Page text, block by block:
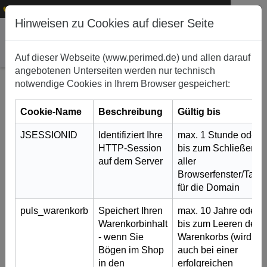
1
Analgesie
9. Mai 2023
Starke Schmerzen, z. B. nach Operationen,
können den Heilungsverlauf deutlich
Hinweisen zu Cookies auf dieser Seite
Auf dieser Webseite (www.perimed.de) und allen darauf
angebotenen Unterseiten werden nur technisch
notwendige Cookies in Ihrem Browser gespeichert:
Cookie-Name Beschreibung
Gültig bis
JSESSIONID
Identifiziert Ihre
HTTP-Session
auf dem Server
max. 1 Stunde oder
bis zum Schließen
aller
Browserfenster/Tabs
für die Domain
puls_warenkorb
Speichert Ihren
Warenkorbinhalt
- wenn Sie
Bögen im Shop
in den
max. 10 Jahre oder
bis zum Leeren des
Warenkorbs (wird
auch bei einer
erfolgreichen